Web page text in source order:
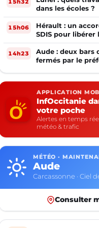
dans les écoles ?
15h06
Hérault : un
SDIS pour libérer
volontaires
14h23
Aude : deux bars
fermés par le
APPLICATION
InfOccitanie
votre poche
Alertes en temps
météo & trafic
MÉTÉO ·
Aude
Carcassonne · Ciel
Consulter